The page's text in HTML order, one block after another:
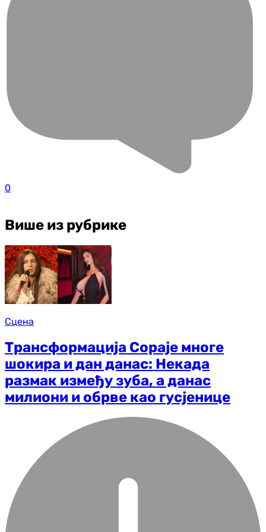
0
Више из рубрике
Сцена
Трансформација Сораје многе
шокира и дан данас: Некада
размак између зуба, а данас
милиони и обрве као гусјенице